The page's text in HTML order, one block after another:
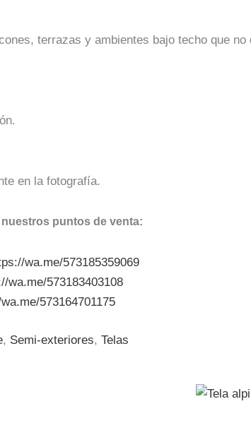
terrazas y ambientes bajo techo que no
en la fotografía.
puntos de venta:
wa.me/573185359069
wa.me/573183403108
573164701175
, Semi-exteriores, Telas